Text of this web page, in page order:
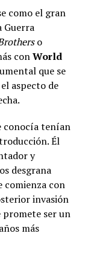
como el gran
Guerra
o
conWorld
que se
aspecto de
conocía tenían
Él
y
desgrana
comienza con
invasión
promete ser un
más